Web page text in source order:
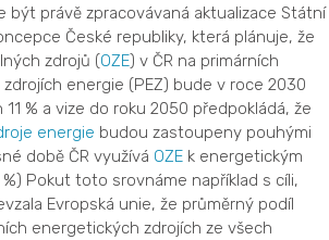
být právě zpracovávaná aktualizace Státní
České republiky, která plánuje, že
zdrojů (OZE) v ČR na primárních
energie (PEZ) bude v roce 2030
% a vize do roku 2050 předpokládá, že
energie budou zastoupeny pouhými
době ČR využívá OZE k energetickým
Pokut toto srovnáme například s cíli,
Evropská unie, že průměrný podíl
energetických zdrojích ze všech